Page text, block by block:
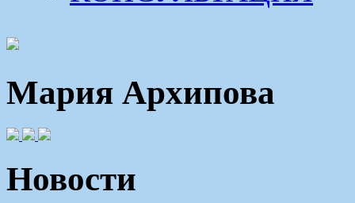
Мария Архипова
Новости